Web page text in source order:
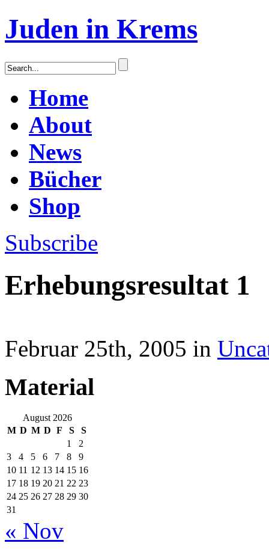
Juden in Krems
Home
About
News
Bücher
Shop
Subscribe
Erhebungsresultat 1
Februar 25th, 2005 in
Material
August 2026
M D M D F S
S
1
2
3
4 5 6 7 8
9
10 11 12 13 14 15 16
17 18 19 20 21 22 23
24 25 26 27 28 29 30
31
« Nov